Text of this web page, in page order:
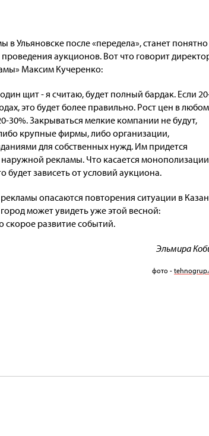
Ульяновске после «передела», станет понятно
проведения аукционов. Вот что говорит
Максим Кучеренко:
щит - я считаю, будет полный бардак. Если
это будет более правильно. Рост цен в любом
30%. Закрываться мелкие компании не будут,
крупные фирмы, либо организации,
для собственных нужд. Им придется
рекламы. Что касается монополизации
зависеть от условий аукциона.
опасаются повторения ситуации в
может увидеть уже этой весной:
развитие событий.
Эльмира
фото -